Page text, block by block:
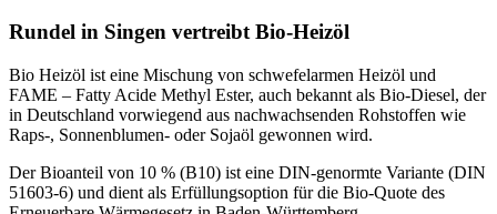
Rundel in Singen vertreibt Bio-Heizöl
Bio Heizöl ist eine Mischung von schwefelarmen Heizöl und
FAME – Fatty Acide Methyl Ester, auch bekannt als Bio-Diesel, der
in Deutschland vorwiegend aus nachwachsenden Rohstoffen wie
Raps-, Sonnenblumen- oder Sojaöl gewonnen wird.
Der Bioanteil von 10 % (B10) ist eine DIN-genormte Variante (DIN
51603-6) und dient als Erfüllungsoption für die Bio-Quote des